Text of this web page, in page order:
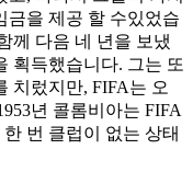
금을 제공 할 수있었습
께 다음 네 년을 보냈
획득했습니다. 그는 또
치렀지만, FIFA는 오
년 콜롬비아는 FIFA
번 클럽이 없는 상태